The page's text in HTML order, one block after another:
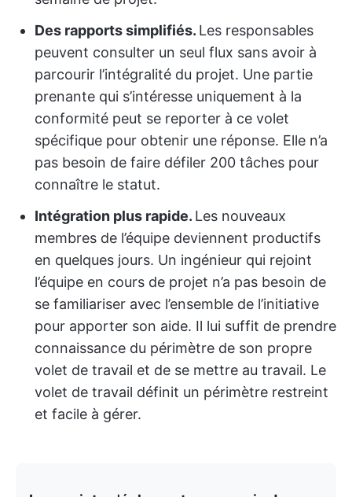
Des rapports simplifiés. Les responsables
peuvent consulter un seul flux sans avoir à
parcourir l’intégralité du projet. Une partie
prenante qui s’intéresse uniquement à la
conformité peut se reporter à ce volet
spécifique pour obtenir une réponse. Elle n’a
pas besoin de faire défiler 200 tâches pour
connaître le statut.
Intégration plus rapide. Les nouveaux
membres de l’équipe deviennent productifs
en quelques jours. Un ingénieur qui rejoint
l’équipe en cours de projet n’a pas besoin de
se familiariser avec l’ensemble de l’initiative
pour apporter son aide. Il lui suffit de prendre
connaissance du périmètre de son propre
volet de travail et de se mettre au travail. Le
volet de travail définit un périmètre restreint
et facile à gérer.